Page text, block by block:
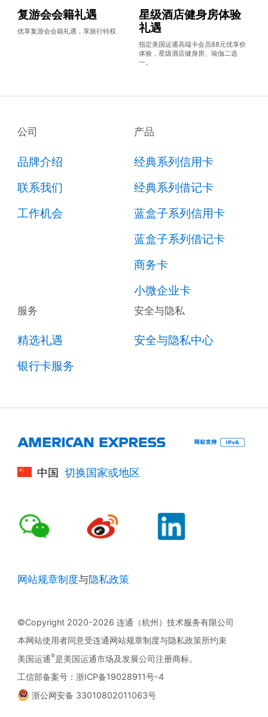
复游会会籍礼遇
优享复游会会籍礼遇，享旅行特权
星级酒店健身房体验
礼遇
指定美国运通高端卡会员88元优享价
体验，星级酒店健身房、瑜伽二选
一。
公司
品牌介绍
联系我们
工作机会
产品
经典系列信用卡
经典系列借记卡
蓝盒子系列信用卡
蓝盒子系列借记卡
商务卡
小微企业卡
服务
精选礼遇
银行卡服务
安全与隐私
安全与隐私中心
中国 切换国家或地区
网站规章制度与隐私政策
©Copyright 2020-2026 连通（杭州）技术服务有限公司
本网站使用者同意受连通网站规章制度与隐私政策所约束
美国运通®是美国运通市场及发展公司注册商标。
工信部备案号：浙ICP备19028911号-4
浙公网安备 33010802011063号